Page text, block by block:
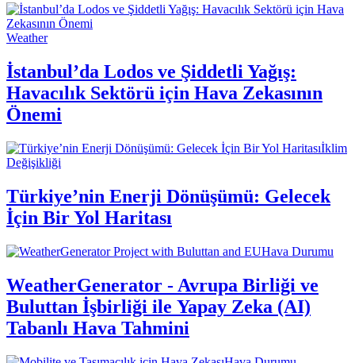
Weather
İstanbul’da Lodos ve Şiddetli Yağış:
Havacılık Sektörü için Hava Zekasının
Önemi
İklim
Değişikliği
Türkiye’nin Enerji Dönüşümü: Gelecek
İçin Bir Yol Haritası
Hava Durumu
WeatherGenerator - Avrupa Birliği ve
Buluttan İşbirliği ile Yapay Zeka (AI)
Tabanlı Hava Tahmini